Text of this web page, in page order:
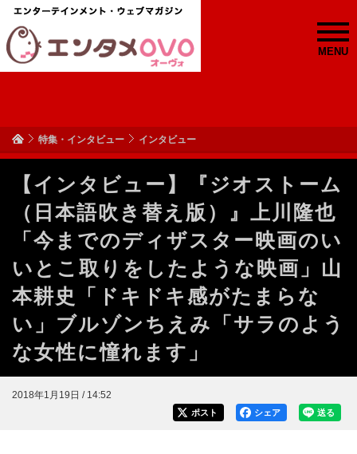
MENU
特集・インタビュー インタビュー
【インタビュー】『ジオストーム
（日本語吹き替え版）』上川隆也
「今までのディザスター映画のい
いとこ取りをしたような映画」山
本耕史「ドキドキ感がたまらな
い」ブルゾンちえみ「サラのよう
な女性に憧れます」
2018年1月19日 / 14:52
送る
シェア
ポスト